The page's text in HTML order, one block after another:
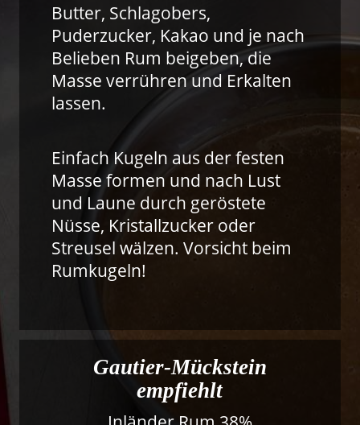
Butter, Schlagobers,
Puderzucker, Kakao und je nach
Belieben Rum beigeben, die
Masse verrühren und Erkalten
lassen.
Einfach Kugeln aus der festen
Masse formen und nach Lust
und Laune durch geröstete
Nüsse, Kristallzucker oder
Streusel wälzen. Vorsicht beim
Rumkugeln!
Gautier-Mückstein
empfiehlt